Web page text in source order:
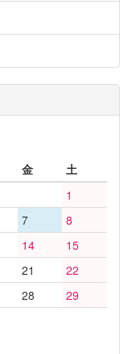
金
土
1
7
8
14
15
21
22
28
29